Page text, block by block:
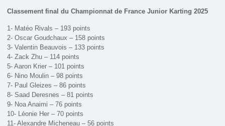
Classement final du Championnat de France Junior Karting 2025
1- Matéo Rivals – 193 points
2- Oscar Goudchaux – 158 points
3- Valentin Beauvois – 133 points
4- Zack Zhu – 114 points
5- Aaron Krier – 101 points
6- Nino Moulin – 98 points
7- Paul Gleizes – 86 points
8- Saad Deresnes – 81 points
9- Noa Anaimi – 76 points
10- Léonie Her – 70 points
11- Alexandre Micheneau – 56 points